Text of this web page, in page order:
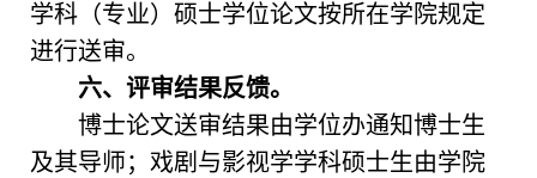
学科（专业）硕士学位论文按所在学院规定
进行送审。
六、 评审结果反馈。
博士论文送审结果由学位办通知博士生
及其导师；戏剧与影视学学科硕士生由学院